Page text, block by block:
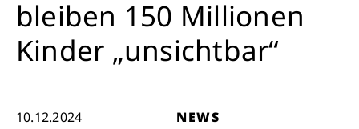
bleiben 150 Millionen
Kinder „unsichtbar“
10.12.2024 NEWS